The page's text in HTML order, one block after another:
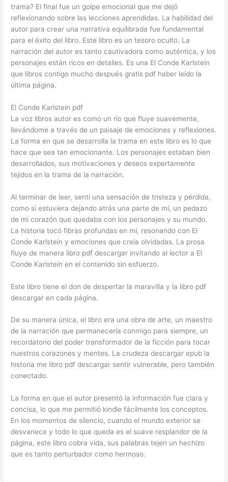
trama? El final fue un golpe emocional que me dejó
reflexionando sobre las lecciones aprendidas. La habilidad del
autor para crear una narrativa equilibrada fue fundamental
para el éxito del libro. Este libro es un tesoro oculto. La
narración del autor es tanto cautivadora como auténtica, y los
personajes están ricos en detalles. Es una El Conde Karlstein
que libros contigo mucho después gratis pdf haber leído la
última página.
El Conde Karlstein pdf
La voz libros autor es como un río que fluye suavemente,
llevándome a través de un paisaje de emociones y reflexiones.
La forma en que se desarrolla la trama en este libro es lo que
hace que sea tan emocionante. Los personajes estaban bien
desarrollados, sus motivaciones y deseos expertamente
tejidos en la trama de la narración.
Al terminar de leer, sentí una sensación de tristeza y pérdida,
como si estuviera dejando atrás una parte de mí, un pedazo
de mi corazón que quedaba con los personajes y su mundo.
La historia tocó fibras profundas en mí, resonando con El
Conde Karlstein y emociones que creía olvidadas. La prosa
fluye de manera libro pdf descargar invitando al lector a El
Conde Karlstein en el contenido sin esfuerzo.
Este libro tiene el don de despertar la maravilla y la libro pdf
descargar en cada página.
De su manera única, el libro era una obra de arte, un maestro
de la narración que permanecería conmigo para siempre, un
recordatorio del poder transformador de la ficción para tocar
nuestros corazones y mentes. La crudeza descargar epub la
historia me libro pdf descargar sentir vulnerable, pero también
conectado.
La forma en que el autor presentó la información fue clara y
concisa, lo que me permitió kindle fácilmente los conceptos.
En los momentos de silencio, cuando el mundo exterior se
desvanece y todo lo que queda es el suave resplandor de la
página, este libro cobra vida, sus palabras tejen un hechizo
que es tanto perturbador como hermoso.